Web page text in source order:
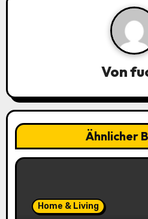
g
a
t
i
Von
Ähnlicher
Home & Living